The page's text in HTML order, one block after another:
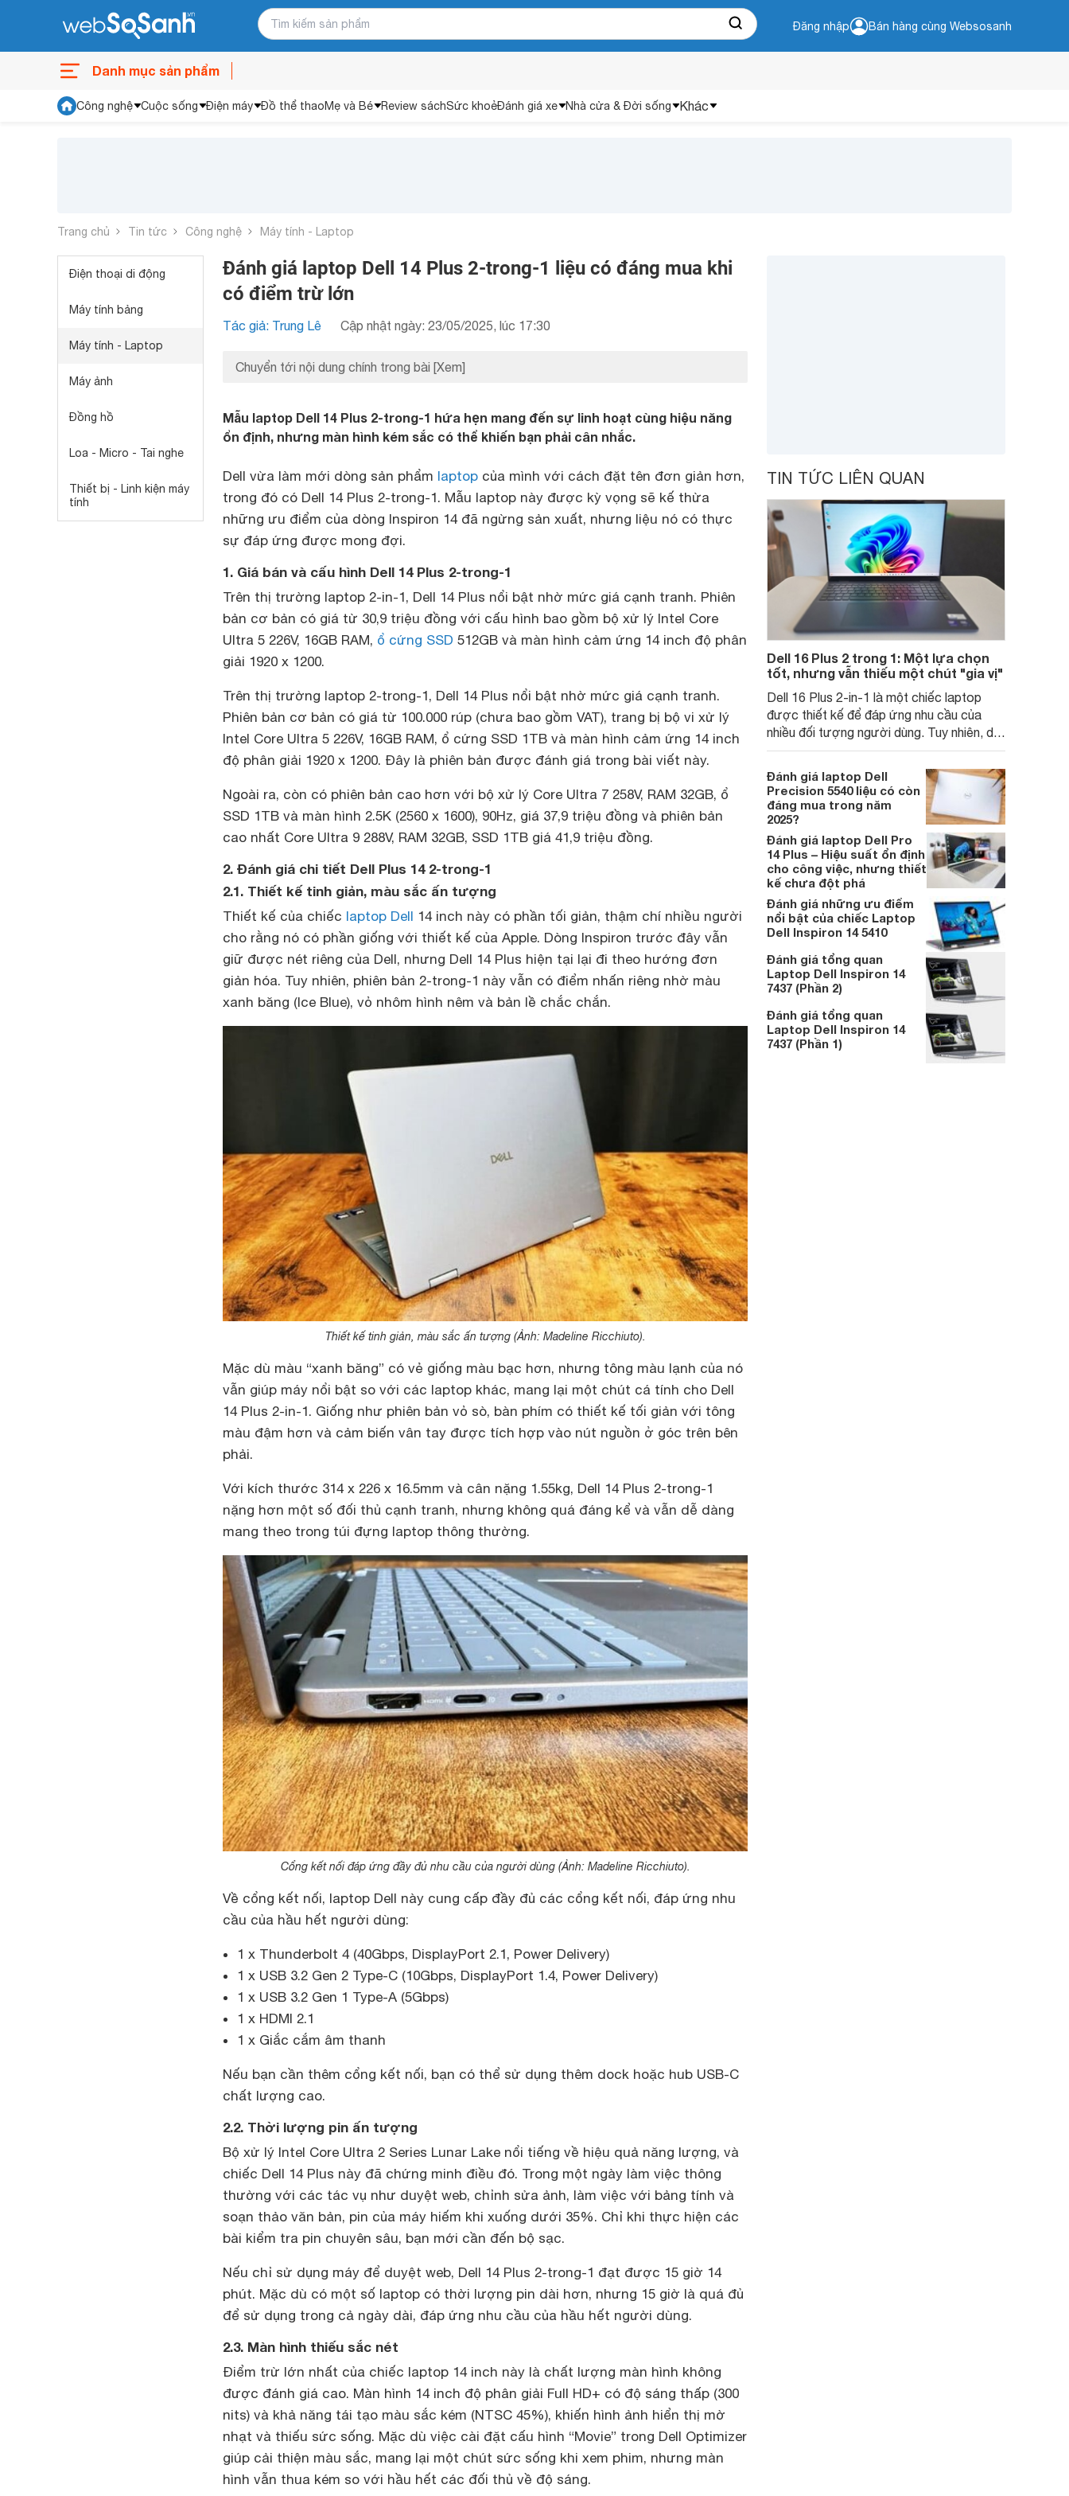
Đăng nhập Bán hàng cùng Websosanh
Danh mục sản phẩm
Công nghệ Cuộc sống Điện máy Đồ thể thaoMẹ và Bé Review sáchSức khoẻĐánh giá xe Nhà cửa & Đời sống Khác
Trang chủ Tin tức Công nghệ Máy tính - Laptop
Điện thoại di động
Máy tính bảng
Máy tính - Laptop
Máy ảnh
Đồng hồ
Loa - Micro - Tai nghe
Thiết bị - Linh kiện máy
tính
Đánh giá laptop Dell 14 Plus 2-trong-1 liệu có đáng mua khi
có điểm trừ lớn
Tác giả: Trung Lê Cập nhật ngày: 23/05/2025, lúc 17:30
Chuyển tới nội dung chính trong bài [Xem]
Mẫu laptop Dell 14 Plus 2-trong-1 hứa hẹn mang đến sự linh hoạt cùng hiệu năng
ổn định, nhưng màn hình kém sắc có thể khiến bạn phải cân nhắc.
Dell vừa làm mới dòng sản phẩm laptop của mình với cách đặt tên đơn giản hơn,
trong đó có Dell 14 Plus 2-trong-1. Mẫu laptop này được kỳ vọng sẽ kế thừa
những ưu điểm của dòng Inspiron 14 đã ngừng sản xuất, nhưng liệu nó có thực
sự đáp ứng được mong đợi.
1. Giá bán và cấu hình Dell 14 Plus 2-trong-1
Trên thị trường laptop 2-in-1, Dell 14 Plus nổi bật nhờ mức giá cạnh tranh. Phiên
bản cơ bản có giá từ 30,9 triệu đồng với cấu hình bao gồm bộ xử lý Intel Core
Ultra 5 226V, 16GB RAM, ổ cứng SSD 512GB và màn hình cảm ứng 14 inch độ phân
giải 1920 x 1200.
Trên thị trường laptop 2-trong-1, Dell 14 Plus nổi bật nhờ mức giá cạnh tranh.
Phiên bản cơ bản có giá từ 100.000 rúp (chưa bao gồm VAT), trang bị bộ vi xử lý
Intel Core Ultra 5 226V, 16GB RAM, ổ cứng SSD 1TB và màn hình cảm ứng 14 inch
độ phân giải 1920 x 1200. Đây là phiên bản được đánh giá trong bài viết này.
Ngoài ra, còn có phiên bản cao hơn với bộ xử lý Core Ultra 7 258V, RAM 32GB, ổ
SSD 1TB và màn hình 2.5K (2560 x 1600), 90Hz, giá 37,9 triệu đồng và phiên bản
cao nhất Core Ultra 9 288V, RAM 32GB, SSD 1TB giá 41,9 triệu đồng.
2. Đánh giá chi tiết Dell Plus 14 2-trong-1
2.1. Thiết kế tinh giản, màu sắc ấn tượng
Thiết kế của chiếc laptop Dell 14 inch này có phần tối giản, thậm chí nhiều người
cho rằng nó có phần giống với thiết kế của Apple. Dòng Inspiron trước đây vẫn
giữ được nét riêng của Dell, nhưng Dell 14 Plus hiện tại lại đi theo hướng đơn
giản hóa. Tuy nhiên, phiên bản 2-trong-1 này vẫn có điểm nhấn riêng nhờ màu
xanh băng (Ice Blue), vỏ nhôm hình nêm và bản lề chắc chắn.
Thiết kế tinh giản, màu sắc ấn tượng (Ảnh: Madeline Ricchiuto).
Mặc dù màu “xanh băng” có vẻ giống màu bạc hơn, nhưng tông màu lạnh của nó
vẫn giúp máy nổi bật so với các laptop khác, mang lại một chút cá tính cho Dell
14 Plus 2-in-1. Giống như phiên bản vỏ sò, bàn phím có thiết kế tối giản với tông
màu đậm hơn và cảm biến vân tay được tích hợp vào nút nguồn ở góc trên bên
phải.
Với kích thước 314 x 226 x 16.5mm và cân nặng 1.55kg, Dell 14 Plus 2-trong-1
nặng hơn một số đối thủ cạnh tranh, nhưng không quá đáng kể và vẫn dễ dàng
mang theo trong túi đựng laptop thông thường.
Cổng kết nối đáp ứng đầy đủ nhu cầu của người dùng (Ảnh: Madeline Ricchiuto).
Về cổng kết nối, laptop Dell này cung cấp đầy đủ các cổng kết nối, đáp ứng nhu
cầu của hầu hết người dùng:
1 x Thunderbolt 4 (40Gbps, DisplayPort 2.1, Power Delivery)
1 x USB 3.2 Gen 2 Type-C (10Gbps, DisplayPort 1.4, Power Delivery)
1 x USB 3.2 Gen 1 Type-A (5Gbps)
1 x HDMI 2.1
1 x Giắc cắm âm thanh
Nếu bạn cần thêm cổng kết nối, bạn có thể sử dụng thêm dock hoặc hub USB-C
chất lượng cao.
2.2. Thời lượng pin ấn tượng
Bộ xử lý Intel Core Ultra 2 Series Lunar Lake nổi tiếng về hiệu quả năng lượng, và
chiếc Dell 14 Plus này đã chứng minh điều đó. Trong một ngày làm việc thông
thường với các tác vụ như duyệt web, chỉnh sửa ảnh, làm việc với bảng tính và
soạn thảo văn bản, pin của máy hiếm khi xuống dưới 35%. Chỉ khi thực hiện các
bài kiểm tra pin chuyên sâu, bạn mới cần đến bộ sạc.
Nếu chỉ sử dụng máy để duyệt web, Dell 14 Plus 2-trong-1 đạt được 15 giờ 14
phút. Mặc dù có một số laptop có thời lượng pin dài hơn, nhưng 15 giờ là quá đủ
để sử dụng trong cả ngày dài, đáp ứng nhu cầu của hầu hết người dùng.
2.3. Màn hình thiếu sắc nét
Điểm trừ lớn nhất của chiếc laptop 14 inch này là chất lượng màn hình không
được đánh giá cao. Màn hình 14 inch độ phân giải Full HD+ có độ sáng thấp (300
nits) và khả năng tái tạo màu sắc kém (NTSC 45%), khiến hình ảnh hiển thị mờ
nhạt và thiếu sức sống. Mặc dù việc cài đặt cấu hình “Movie” trong Dell Optimizer
giúp cải thiện màu sắc, mang lại một chút sức sống khi xem phim, nhưng màn
hình vẫn thua kém so với hầu hết các đối thủ về độ sáng.
TIN TỨC LIÊN QUAN
Dell 16 Plus 2 trong 1: Một lựa chọn
tốt, nhưng vẫn thiếu một chút "gia vị"
Dell 16 Plus 2-in-1 là một chiếc laptop
được thiết kế để đáp ứng nhu cầu của
nhiều đối tượng người dùng. Tuy nhiên, dù
có nhiều ưu điểm song thiết bị vẫn còn
một vài hạn chế cần được cân nhắc.
Đánh giá laptop Dell
Precision 5540 liệu có còn
đáng mua trong năm
2025?
Đánh giá laptop Dell Pro
14 Plus – Hiệu suất ổn định
cho công việc, nhưng thiết
kế chưa đột phá
Đánh giá những ưu điểm
nổi bật của chiếc Laptop
Dell Inspiron 14 5410
Đánh giá tổng quan
Laptop Dell Inspiron 14
7437 (Phần 2)
Đánh giá tổng quan
Laptop Dell Inspiron 14
7437 (Phần 1)